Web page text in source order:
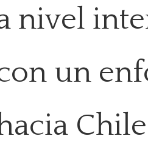
nivel
un
Chile